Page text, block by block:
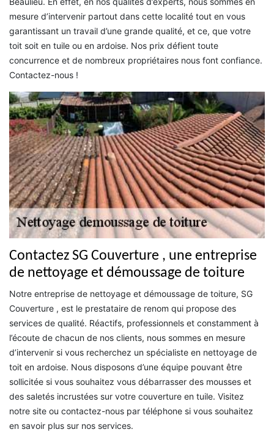
mesure d’intervenir partout dans cette localité tout en vous
garantissant un travail d’une grande qualité, et ce, que votre
toit soit en tuile ou en ardoise. Nos prix défient toute
concurrence et de nombreux propriétaires nous font confiance.
Contactez-nous !
Contactez SG Couverture , une entreprise
de nettoyage et démoussage de toiture
Notre entreprise de nettoyage et démoussage de toiture, SG
Couverture , est le prestataire de renom qui propose des
services de qualité. Réactifs, professionnels et constamment à
l’écoute de chacun de nos clients, nous sommes en mesure
d’intervenir si vous recherchez un spécialiste en nettoyage de
toit en ardoise. Nous disposons d’une équipe pouvant être
sollicitée si vous souhaitez vous débarrasser des mousses et
des saletés incrustées sur votre couverture en tuile. Visitez
notre site ou contactez-nous par téléphone si vous souhaitez
en savoir plus sur nos services.